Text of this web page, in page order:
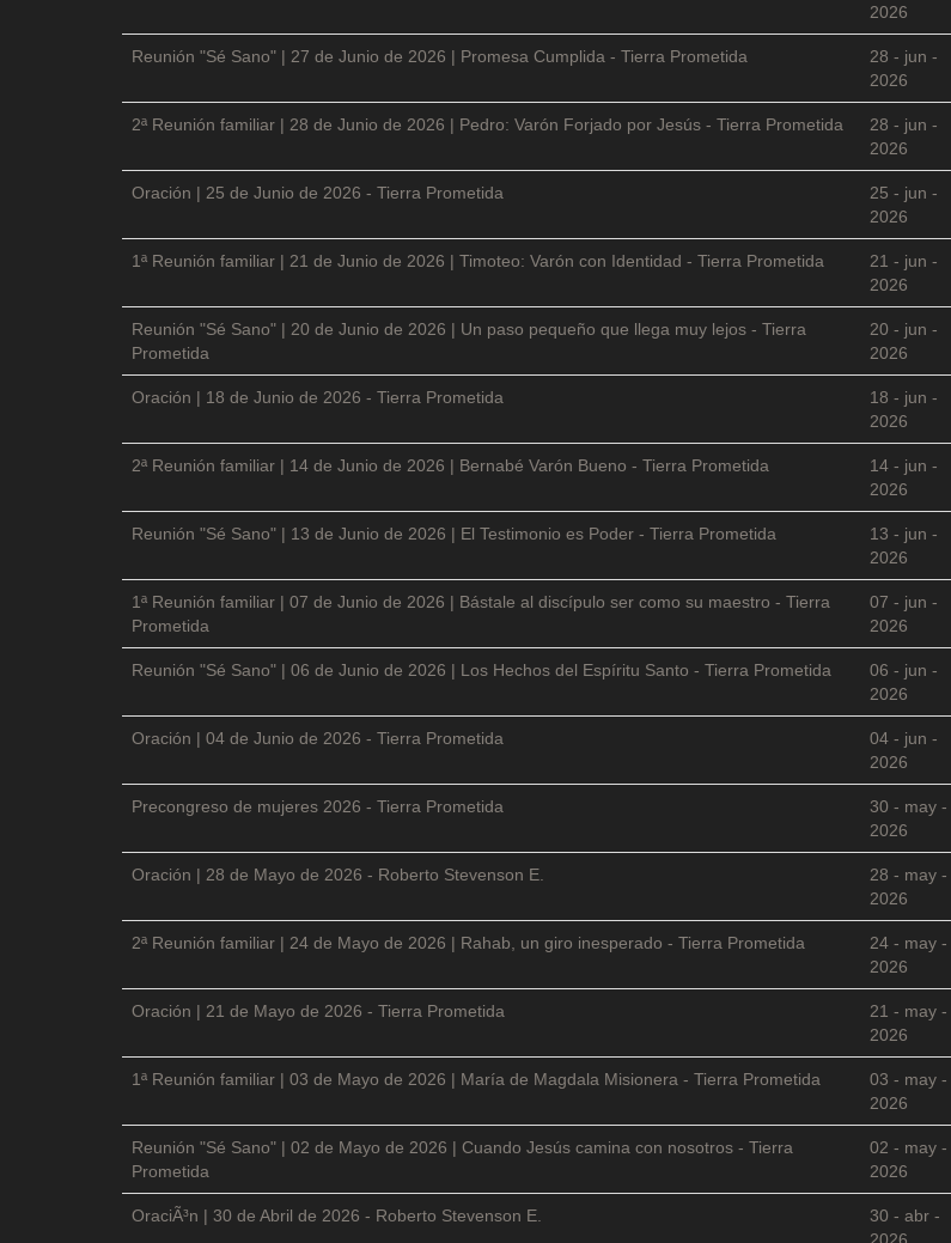
2026
Reunión "Sé Sano" | 27 de Junio de 2026 | Promesa Cumplida - Tierra Prometida
28 - jun -
2026
2ª Reunión familiar | 28 de Junio de 2026 | Pedro: Varón Forjado por Jesús - Tierra Prometida
28 - jun -
2026
Oración | 25 de Junio de 2026 - Tierra Prometida
25 - jun -
2026
1ª Reunión familiar | 21 de Junio de 2026 | Timoteo: Varón con Identidad - Tierra Prometida
21 - jun -
2026
Reunión "Sé Sano" | 20 de Junio de 2026 | Un paso pequeño que llega muy lejos - Tierra
Prometida
20 - jun -
2026
Oración | 18 de Junio de 2026 - Tierra Prometida
18 - jun -
2026
2ª Reunión familiar | 14 de Junio de 2026 | Bernabé Varón Bueno - Tierra Prometida
14 - jun -
2026
Reunión "Sé Sano" | 13 de Junio de 2026 | El Testimonio es Poder - Tierra Prometida
13 - jun -
2026
1ª Reunión familiar | 07 de Junio de 2026 | Bástale al discípulo ser como su maestro - Tierra
Prometida
07 - jun -
2026
Reunión "Sé Sano" | 06 de Junio de 2026 | Los Hechos del Espíritu Santo - Tierra Prometida
06 - jun -
2026
Oración | 04 de Junio de 2026 - Tierra Prometida
04 - jun -
2026
Precongreso de mujeres 2026 - Tierra Prometida
30 - may -
2026
Oración | 28 de Mayo de 2026 - Roberto Stevenson E.
28 - may -
2026
2ª Reunión familiar | 24 de Mayo de 2026 | Rahab, un giro inesperado - Tierra Prometida
24 - may -
2026
Oración | 21 de Mayo de 2026 - Tierra Prometida
21 - may -
2026
1ª Reunión familiar | 03 de Mayo de 2026 | María de Magdala Misionera - Tierra Prometida
03 - may -
2026
Reunión "Sé Sano" | 02 de Mayo de 2026 | Cuando Jesús camina con nosotros - Tierra
Prometida
02 - may -
2026
OraciÃ³n | 30 de Abril de 2026 - Roberto Stevenson E.
30 - abr -
2026